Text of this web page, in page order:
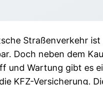
Straßenverkehr
Doch neben dem
und Wartung gibt es
KFZ-Versicherung.